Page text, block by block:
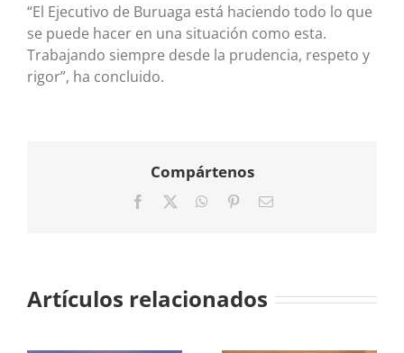
“El Ejecutivo de Buruaga está haciendo todo lo que
se puede hacer en una situación como esta.
Trabajando siempre desde la prudencia, respeto y
rigor”, ha concluido.
Compártenos
Facebook WhatsApp
PinterestCorreo
Artículos relacionados